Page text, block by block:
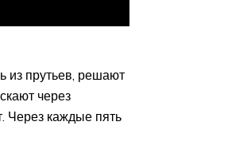
из прутьев, решают
через
Через каждые пять